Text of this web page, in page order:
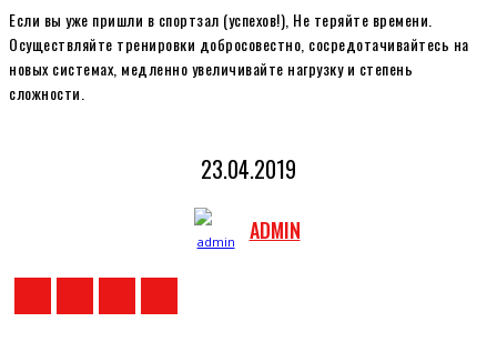
Если вы уже пришли в спортзал (успехов!), Не теряйте времени.
Осуществляйте тренировки добросовестно, сосредотачивайтесь на
новых системах, медленно увеличивайте нагрузку и степень
сложности.
23.04.2019
ADMIN